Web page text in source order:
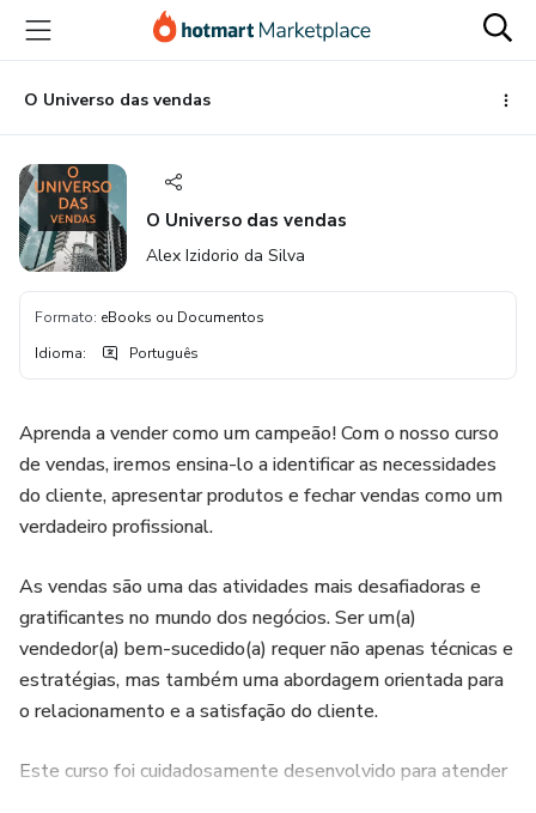
para
conteúdo
principal
para
pagamento
para
rodapé
O Universo das vendas
O Universo das vendas
Alex Izidorio da Silva
Formato: eBooks ou Documentos
Idioma: Português
Aprenda a vender como um campeão! Com o nosso curso
de vendas, iremos ensina-lo a identificar as necessidades
do cliente, apresentar produtos e fechar vendas como um
verdadeiro profissional.
As vendas são uma das atividades mais desafiadoras e
gratificantes no mundo dos negócios. Ser um(a)
vendedor(a) bem-sucedido(a) requer não apenas técnicas e
estratégias, mas também uma abordagem orientada para
o relacionamento e a satisfação do cliente.
Este curso foi cuidadosamente desenvolvido para atender